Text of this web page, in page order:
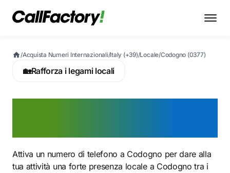
/Acquista Numeri Internazionali/Italy (+39)/Locale/Codogno (0377)
🏡Rafforza i legami locali
Attiva un numero di telefono a Codogno per dare alla
tua attività una forte presenza locale a Codogno tra i